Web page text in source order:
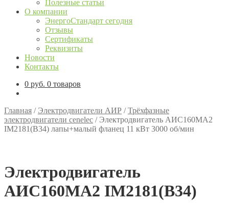
Полезные статьи
О компании
ЭнергоСтандарт сегодня
Отзывы
Сертификаты
Реквизиты
Новости
Контакты
0 руб. 0 товаров
Главная / Электродвигатели АИР /Трёхфазные
электродвигатели cenelec / Электродвигатель АИС160МА2
IM2181(B34) лапы+малый фланец 11 кВт 3000 об/мин
Электродвигатель
АИС160МА2 IM2181(B34)